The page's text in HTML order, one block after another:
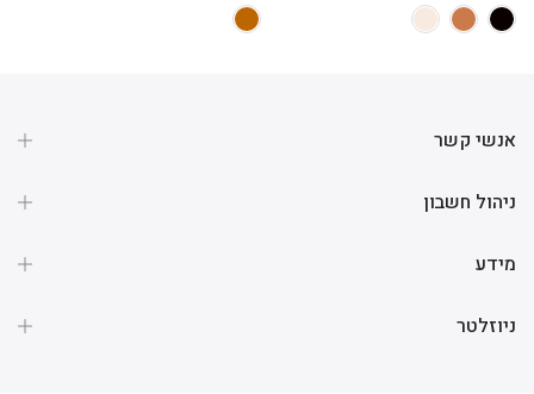
אנשי קשר
ניהול חשבון
מידע
ניוזלטר